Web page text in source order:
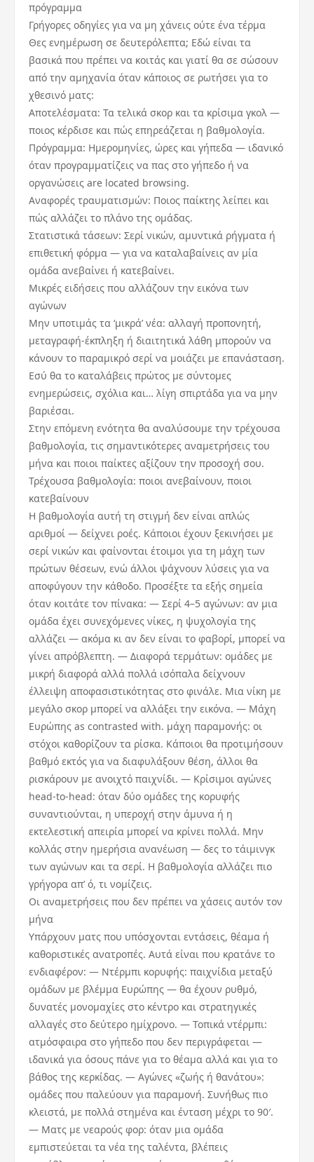
πρόγραμμα
Γρήγορες οδηγίες για να μη χάνεις ούτε ένα τέρμα
Θες ενημέρωση σε δευτερόλεπτα; Εδώ είναι τα
βασικά που πρέπει να κοιτάς και γιατί θα σε σώσουν
από την αμηχανία όταν κάποιος σε ρωτήσει για το
χθεσινό ματς:
Αποτελέσματα: Τα τελικά σκορ και τα κρίσιμα γκολ —
ποιος κέρδισε και πώς επηρεάζεται η βαθμολογία.
Πρόγραμμα: Ημερομηνίες, ώρες και γήπεδα — ιδανικό
όταν προγραμματίζεις να πας στο γήπεδο ή να
οργανώσεις are located browsing.
Αναφορές τραυματισμών: Ποιος παίκτης λείπει και
πώς αλλάζει το πλάνο της ομάδας.
Στατιστικά τάσεων: Σερί νικών, αμυντικά ρήγματα ή
επιθετική φόρμα — για να καταλαβαίνεις αν μία
ομάδα ανεβαίνει ή κατεβαίνει.
Μικρές ειδήσεις που αλλάζουν την εικόνα των
αγώνων
Μην υποτιμάς τα ‘μικρά’ νέα: αλλαγή προπονητή,
μεταγραφή-έκπληξη ή διαιτητικά λάθη μπορούν να
κάνουν το παραμικρό σερί να μοιάζει με επανάσταση.
Εσύ θα το καταλάβεις πρώτος με σύντομες
ενημερώσεις, σχόλια και… λίγη σπιρτάδα για να μην
βαριέσαι.
Στην επόμενη ενότητα θα αναλύσουμε την τρέχουσα
βαθμολογία, τις σημαντικότερες αναμετρήσεις του
μήνα και ποιοι παίκτες αξίζουν την προσοχή σου.
Τρέχουσα βαθμολογία: ποιοι ανεβαίνουν, ποιοι
κατεβαίνουν
Η βαθμολογία αυτή τη στιγμή δεν είναι απλώς
αριθμοί — δείχνει ροές. Κάποιοι έχουν ξεκινήσει με
σερί νικών και φαίνονται έτοιμοι για τη μάχη των
πρώτων θέσεων, ενώ άλλοι ψάχνουν λύσεις για να
αποφύγουν την κάθοδο. Προσέξτε τα εξής σημεία
όταν κοιτάτε τον πίνακα: — Σερί 4–5 αγώνων: αν μια
ομάδα έχει συνεχόμενες νίκες, η ψυχολογία της
αλλάζει — ακόμα κι αν δεν είναι το φαβορί, μπορεί να
γίνει απρόβλεπτη. — Διαφορά τερμάτων: ομάδες με
μικρή διαφορά αλλά πολλά ισόπαλα δείχνουν
έλλειψη αποφασιστικότητας στο φινάλε. Μια νίκη με
μεγάλο σκορ μπορεί να αλλάξει την εικόνα. — Μάχη
Ευρώπης as contrasted with. μάχη παραμονής: οι
στόχοι καθορίζουν τα ρίσκα. Κάποιοι θα προτιμήσουν
βαθμό εκτός για να διαφυλάξουν θέση, άλλοι θα
ρισκάρουν με ανοιχτό παιχνίδι. — Κρίσιμοι αγώνες
head-to-head: όταν δύο ομάδες της κορυφής
συναντιούνται, η υπεροχή στην άμυνα ή η
εκτελεστική απειρία μπορεί να κρίνει πολλά. Μην
κολλάς στην ημερήσια ανανέωση — δες το τάιμινγκ
των αγώνων και τα σερί. Η βαθμολογία αλλάζει πιο
γρήγορα απ’ ό, τι νομίζεις.
Οι αναμετρήσεις που δεν πρέπει να χάσεις αυτόν τον
μήνα
Υπάρχουν ματς που υπόσχονται εντάσεις, θέαμα ή
καθοριστικές ανατροπές. Αυτά είναι που κρατάνε το
ενδιαφέρον: — Ντέρμπι κορυφής: παιχνίδια μεταξύ
ομάδων με βλέμμα Ευρώπης — θα έχουν ρυθμό,
δυνατές μονομαχίες στο κέντρο και στρατηγικές
αλλαγές στο δεύτερο ημίχρονο. — Τοπικά ντέρμπι:
ατμόσφαιρα στο γήπεδο που δεν περιγράφεται —
ιδανικά για όσους πάνε για το θέαμα αλλά και για το
βάθος της κερκίδας. — Αγώνες «ζωής ή θανάτου»:
ομάδες που παλεύουν για παραμονή. Συνήθως πιο
κλειστά, με πολλά στημένα και ένταση μέχρι το 90′.
— Ματς με νεαρούς φορ: όταν μια ομάδα
εμπιστεύεται τα νέα της ταλέντα, βλέπεις